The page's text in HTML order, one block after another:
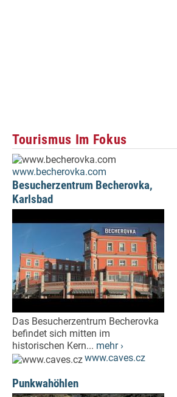
Tourismus Im Fokus
www.becherovka.com
Besucherzentrum Becherovka,
Karlsbad
Das Besucherzentrum Becherovka
befindet sich mitten im
historischen Kern... mehr ›
www.caves.cz
Punkwahöhlen